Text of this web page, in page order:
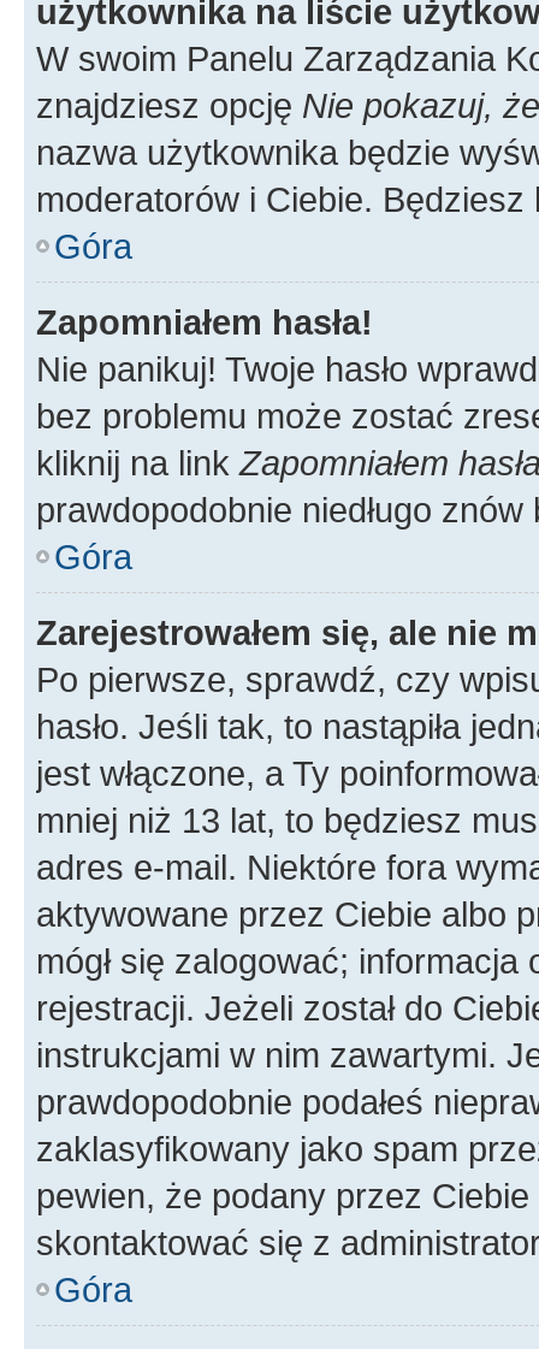
użytkownika na liście
W swoim Panelu Zarządzania
znajdziesz opcję Nie pokazuj,
nazwa użytkownika będzie
moderatorów i Ciebie.
Góra
Zapomniałem hasła!
Nie panikuj! Twoje hasło
bez problemu może zostać
kliknij na link Zapomniałem
prawdopodobnie niedługo
Góra
Zarejestrowałem się, ale nie
Po pierwsze, sprawdź, czy
hasło. Jeśli tak, to nastąpiła
jest włączone, a Ty
mniej niż 13 lat, to będziesz
adres e-mail. Niektóre fora
aktywowane przez Ciebie albo
mógł się zalogować;
rejestracji. Jeżeli został do
instrukcjami w nim zawartymi.
prawdopodobnie podałeś
zaklasyfikowany jako spam
pewien, że podany przez
skontaktować się z
Góra